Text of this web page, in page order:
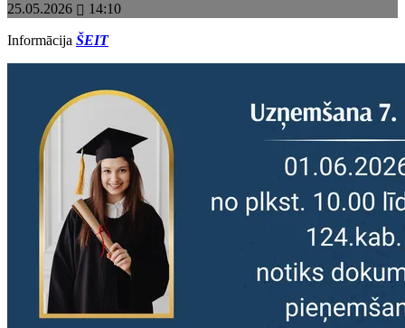
25.05.2026 14:10
Informācija ŠEIT